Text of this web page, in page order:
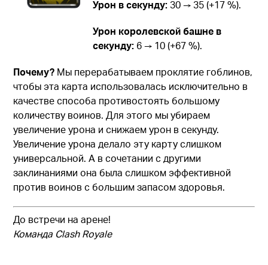
Урон в секунду:30 → 35 (+17 %).
Урон королевской башне в
секунду: 6 → 10 (+67 %).
Почему? Мы перерабатываем проклятие гоблинов,
чтобы эта карта использовалась исключительно в
качестве способа противостоять большому
количеству воинов. Для этого мы убираем
увеличение урона и снижаем урон в секунду.
Увеличение урона делало эту карту слишком
универсальной. А в сочетании с другими
заклинаниями она была слишком эффективной
против воинов с большим запасом здоровья.
До встречи на арене!
Команда Clash Royale